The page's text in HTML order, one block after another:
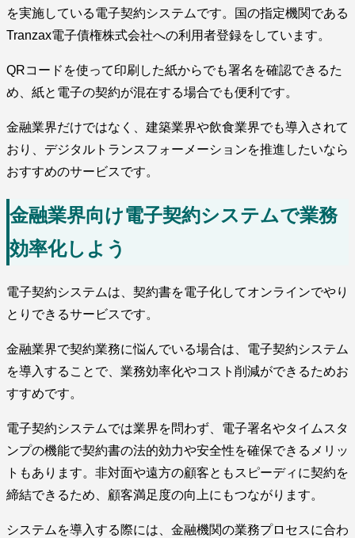
を実施している電子契約システムです。国の指定機関である
Tranzax電子債権株式会社への利用者登録をしています。
QRコードを使って印刷した紙からでも署名を確認できるた
め、紙と電子の契約が混在する場合でも便利です。
金融業界だけではなく、建築業界や飲食業界でも導入されて
おり、デジタルトランスフォーメーションを推進したいなら
おすすめのサービスです。
金融業界向け電子契約システムで業務
効率化しよう
電子契約システムは、契約書を電子化してオンラインでやり
とりできるサービスです。
金融業界で契約業務に悩んでいる場合は、電子契約システム
を導入することで、業務効率化やコスト削減ができるためお
すすめです。
電子契約システムでは業界を問わず、電子署名やタイムスタ
ンプの機能で契約書の法的効力や安全性を確保できるメリッ
トもあります。非対面や遠方の顧客ともスピーディに契約を
締結できるため、顧客満足度の向上にもつながります。
システムを導入する際には、金融機関の業務プロセスに合わ